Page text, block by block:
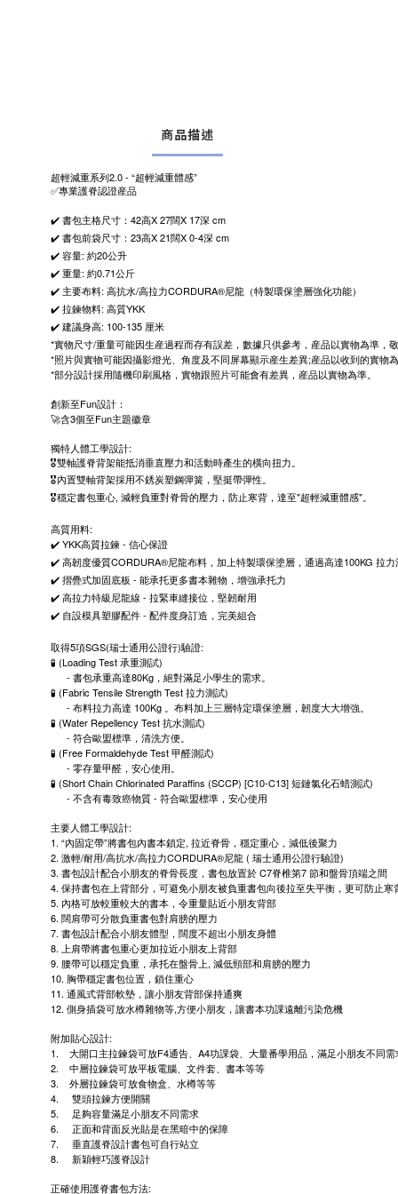
商品描述
超輕減重系列 2.0 - “超輕減重體感”
✅專業護脊認證産品
✔️ 書包主格尺寸： 42高X 27闊X 17深 cm
✔️ 書包前袋尺寸： 23高X 21 闊X 0-4深 cm
✔️ 容量: 約20公升
✔️ 重量: 約0.71公斤
✔️ 主要布料: 高抗水/高拉力CORDURA®尼龍（特製環保塗層強化功能）
✔️ 拉鍊物料: 高質YKK
✔️ 建議身高: 100-135 厘米
*實物尺寸/重量可能因生産過程而存有誤差，數據只供參考，産品以實物為準，
*照片與實物可能因攝影燈光、角度及不同屏幕顯示産生差異;産品以收到的實物
*部分設計採用隨機印刷風格，實物跟照片可能會有差異，産品以實物為準。
創新至Fun設計：
🚀含3個至Fun主題徽章
獨特人體工學設計:
🎖️雙軸護脊背架能抵消垂直壓力和活動時產生的橫向扭力。
🎖️內置雙軸背架採用不銹炭塑鋼彈簧，堅挺帶彈性。
🎖️穩定書包重心, 減輕負重對脊骨的壓力，防止寒背，達至"超輕減重體感"。
高質用料:
✔️ YKK高質拉鍊 - 信心保證
✔️ 高韌度優質CORDURA®尼龍布料，加上特製環保塗層，通過高達100KG 拉力
✔️ 摺疊式加固底板 - 能承托更多書本雜物，增強承托力
✔️ 高拉力特級尼龍線 - 拉緊車縫接位，堅韌耐用
✔️ 自設模具塑膠配件 - 配件度身訂造，完美組合
取得5項SGS(瑞士通用公證行)驗證:
🧪 (Loading Test 承重測試)
- 書包承重高達80Kg ，絕對滿足小學生的需求。
🧪 (Fabric Tensile Strength Test 拉力測試)
- 布料拉力高達 100Kg 。布料加上三層特定環保塗層，韌度大大增強。
🧪 (Water Repellency Test 抗水測試)
- 符合歐盟標準，清洗方便。
🧪 (Free Formaldehyde Test 甲醛測試)
- 零存量甲醛，安心使用。
🧪 (Short Chain Chlorinated Paraffins (SCCP) [C10-C13] 短鏈氯化石蜡測試)
- 不含有毒致癌物質 - 符合歐盟標準，安心使用
主要人體工學設計:
1. “內固定帶”將書包內書本鎖定, 拉近脊骨，穩定重心，減低後聚力
2. 激輕/耐用/高抗水/高拉力CORDURA®尼龍 ( 瑞士通用公證行驗證)
3. 書包設計配合小朋友的脊骨長度，書包放置於 C7脊椎第7 節和盤骨頂端之間
4. 保持書包在上背部分，可避免小朋友被負重書包向後拉至失平衡，更可防止寒
5. 內格可放較重較大的書本，令重量貼近小朋友背部
6. 闊肩帶可分散負重書包對肩膀的壓力
7. 書包設計配合小朋友體型，闊度不超出小朋友身體
8. 上肩帶將書包重心更加拉近小朋友上背部
9. 腰帶可以穩定負重，承托在盤骨上, 減低頸部和肩膀的壓力
10. 胸帶穩定書包位置，鎖住重心
11. 通風式背部軟墊，讓小朋友背部保持通爽
12. 側身插袋可放水樽雜物等,方便小朋友，讓書本功課遠離污染危機
附加貼心設計:
1.
大開口主拉鍊袋可放F4通告、 A4功課袋、大量番學用品，滿足小朋友不同需
2. 中層拉鍊袋可放平板電腦、文件套、書本等等
3. 外層拉鍊袋可放食物盒、水樽等等
4. 雙頭拉鍊方便開關
5. 足夠容量滿足小朋友不同需求
6. 正面和背面反光貼是在黑暗中的保障
7. 垂直護脊設計書包可自行站立
8. 新穎輕巧護脊設計
正確使用護脊書包方法: